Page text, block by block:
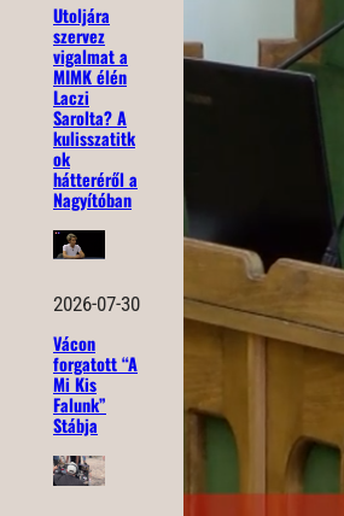
Utoljára
szervez
vigalmat a
MIMK élén
Laczi
Sarolta? A
kulisszatitk
ok
hátteréről a
Nagyítóban
2026-07-30
Vácon
forgatott “A
Mi Kis
Falunk”
Stábja